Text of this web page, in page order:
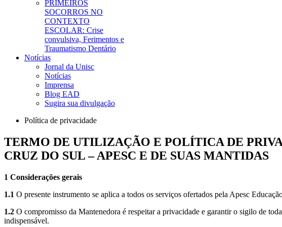
PRIMEIROS
SOCORROS NO
CONTEXTO
ESCOLAR: Crise
convulsiva, Ferimentos e
Traumatismo Dentário
Notícias
Jornal da Unisc
Notícias
Imprensa
Blog EAD
Sugira sua divulgação
Política de privacidade
TERMO DE UTILIZAÇÃO E POLÍTICA DE
CRUZ DO SUL – APESC E DE SUAS MANTIDAS
1 Considerações gerais
1.1 O presente instrumento se aplica a todos os serviços ofertados pela Apesc
1.2 O compromisso da Mantenedora é respeitar a privacidade e garantir o sigilo de
indispensável.